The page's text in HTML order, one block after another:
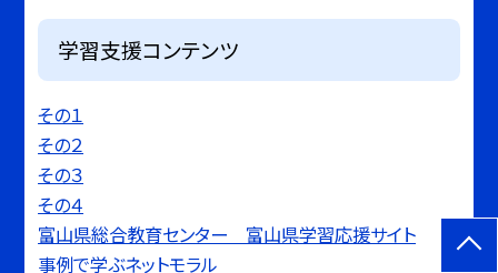
学習支援コンテンツ
その１
その２
その３
その４
富山県総合教育センター 富山県学習応援サイト
事例で学ぶネットモラル